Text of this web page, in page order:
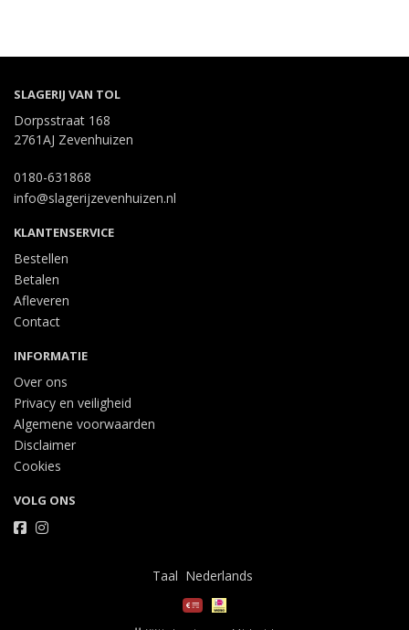
SLAGERIJ VAN TOL
Dorpsstraat 168
2761AJ Zevenhuizen
0180-631868
info@slagerijzevenhuizen.nl
KLANTENSERVICE
Bestellen
Betalen
Afleveren
Contact
INFORMATIE
Over ons
Privacy en veiligheid
Algemene voorwaarden
Disclaimer
Cookies
VOLG ONS
Taal